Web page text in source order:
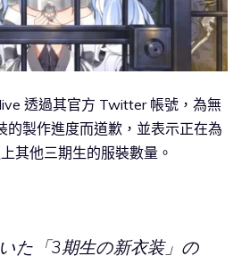
透過其官方 Twitter 帳號，為無
的製作進度而道歉，並表示正在為
其他三期生的服裝數量。
た「3期生の新衣装」の